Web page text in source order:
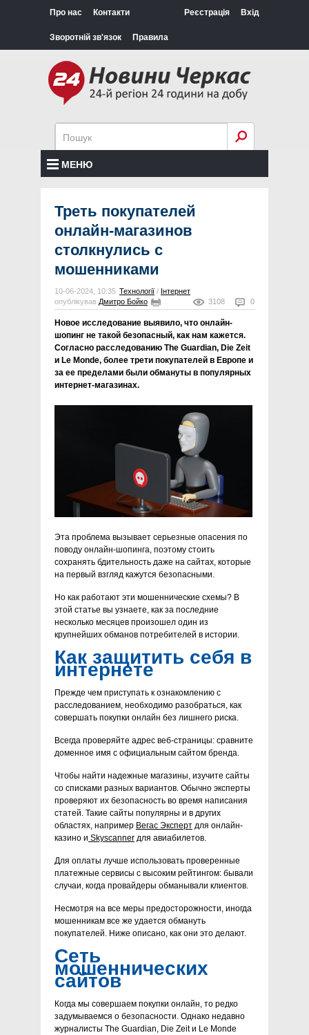
Про нас Контакти
Зворотній зв'язок Правила
Реєстрація Вхід
МЕНЮ
Треть покупателей
онлайн-магазинов
столкнулись с
мошенниками
10-06-2024, 10:35 Технології / Інтернет
опублікував Дмитро Бойко 0
3108
Новое исследование выявило, что онлайн-
шопинг не такой безопасный, как нам кажется.
Согласно расследованию The Guardian, Die Zeit
и Le Monde, более трети покупателей в Европе и
за ее пределами были обмануты в популярных
интернет-магазинах.
Эта проблема вызывает серьезные опасения по
поводу онлайн-шопинга, поэтому стоить
сохранять бдительность даже на сайтах, которые
на первый взгляд кажутся безопасными.
Но как работают эти мошеннические схемы? В
этой статье вы узнаете, как за последние
несколько месяцев произошел один из
крупнейших обманов потребителей в истории.
Как защитить себя в
интернете
Прежде чем приступать к ознакомлению с
расследованием, необходимо разобраться, как
совершать покупки онлайн без лишнего риска.
Всегда проверяйте адрес веб-страницы: сравните
доменное имя с официальным сайтом бренда.
Чтобы найти надежные магазины, изучите сайты
со списками разных вариантов. Обычно эксперты
проверяют их безопасность во время написания
статей. Такие сайты популярны и в других
областях, например Вегас Эксперт для онлайн-
казино и Skyscanner для авиабилетов.
Для оплаты лучше использовать проверенные
платежные сервисы с высоким рейтингом: бывали
случаи, когда провайдеры обманывали клиентов.
Несмотря на все меры предосторожности, иногда
мошенникам все же удается обмануть
покупателей. Ниже описано, как они это делают.
Сеть
мошеннических
сайтов
Когда мы совершаем покупки онлайн, то редко
задумываемся о безопасности. Однако недавно
журналисты The Guardian, Die Zeit и Le Monde